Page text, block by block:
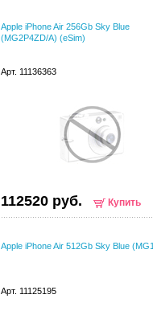
Apple iPhone Air 256Gb Sky Blue
(MG2P4ZD/A) (eSim)
Арт. 11136363
112520 руб. Купить
Apple iPhone Air 512Gb Sky Blue
Арт. 11125195